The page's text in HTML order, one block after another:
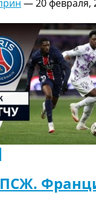
—20 февраля,
ПСЖ.